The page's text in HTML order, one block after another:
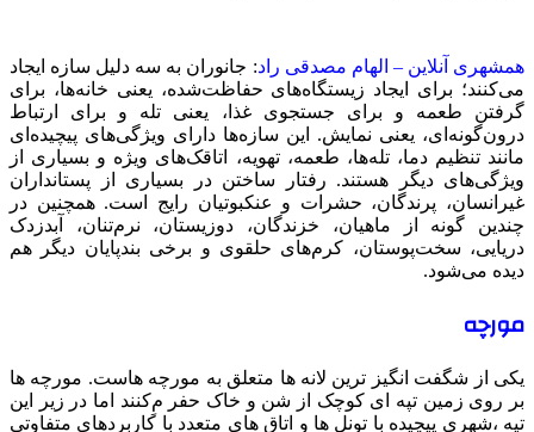
همشهری آنلاین – الهام مصدقی راد: جانوران به سه دلیل سازه ایجاد
می‌کنند؛ برای ایجاد زیستگاه‌های حفاظت‌شده، یعنی خانه‌ها، برای
گرفتن طعمه و برای جستجوی غذا، یعنی تله و برای ارتباط
درون‌گونه‌ای، یعنی نمایش. این سازه‌ها دارای ویژگی‌های پیچیده‌ای
مانند تنظیم دما، تله‌ها، طعمه، تهویه، اتاقک‌های ویژه و بسیاری از
ویژگی‌های دیگر هستند. رفتار ساختن در بسیاری از پستانداران
غیرانسان، پرندگان، حشرات و عنکبوتیان رایج است. همچنین در
چندین گونه از ماهیان، خزندگان، دوزیستان، نرم‌تنان، آبدزدک
دریایی، سخت‌پوستان، کرم‌های حلقوی و برخی بندپایان دیگر هم
دیده می‌شود.
مورچه
یکی از شگفت انگیز ترین لانه ها متعلق به مورچه هاست. مورچه ها
بر روی زمین تپه ای کوچک از شن و خاک حفر مِ‌کنند اما در زیر این
تپه ،‌شهری پیچیده با تونل ها و اتاق های متعدد با کاربردهای متفاوتی